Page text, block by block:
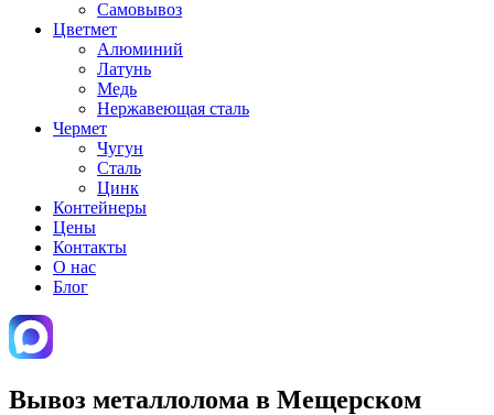
Самовывоз
Цветмет
Алюминий
Латунь
Медь
Нержавеющая сталь
Чермет
Чугун
Сталь
Цинк
Контейнеры
Цены
Контакты
О нас
Блог
Вывоз металлолома в Мещерском